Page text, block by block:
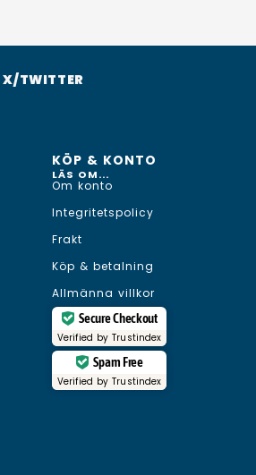
X/TWITTER
KÖP & KONTO
LÄS OM...
Om konto
Integritetspolicy
Frakt
Köp & betalning
Allmänna villkor
Secure Checkout
Verified byTrustindex
Spam Free
Verified byTrustindex